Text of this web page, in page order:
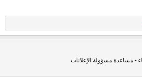
- مساعدة مسؤولة الإعلانات